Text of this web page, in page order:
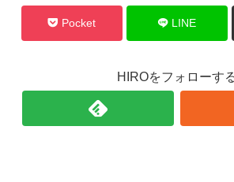
Pocket LINE
HIROをフォローす